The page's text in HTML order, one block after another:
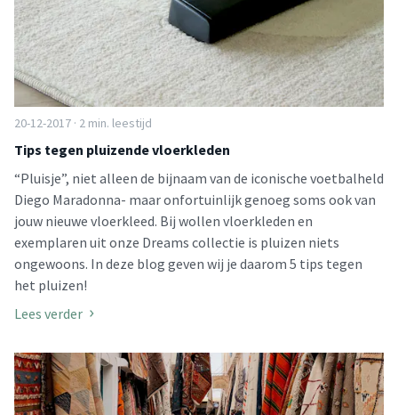
20-12-2017 · 2 min. leestijd
Tips tegen pluizende vloerkleden
“Pluisje”, niet alleen de bijnaam van de iconische voetbalheld
Diego Maradonna- maar onfortuinlijk genoeg soms ook van
jouw nieuwe vloerkleed. Bij wollen vloerkleden en
exemplaren uit onze Dreams collectie is pluizen niets
ongewoons. In deze blog geven wij je daarom 5 tips tegen
het pluizen!
Lees verder